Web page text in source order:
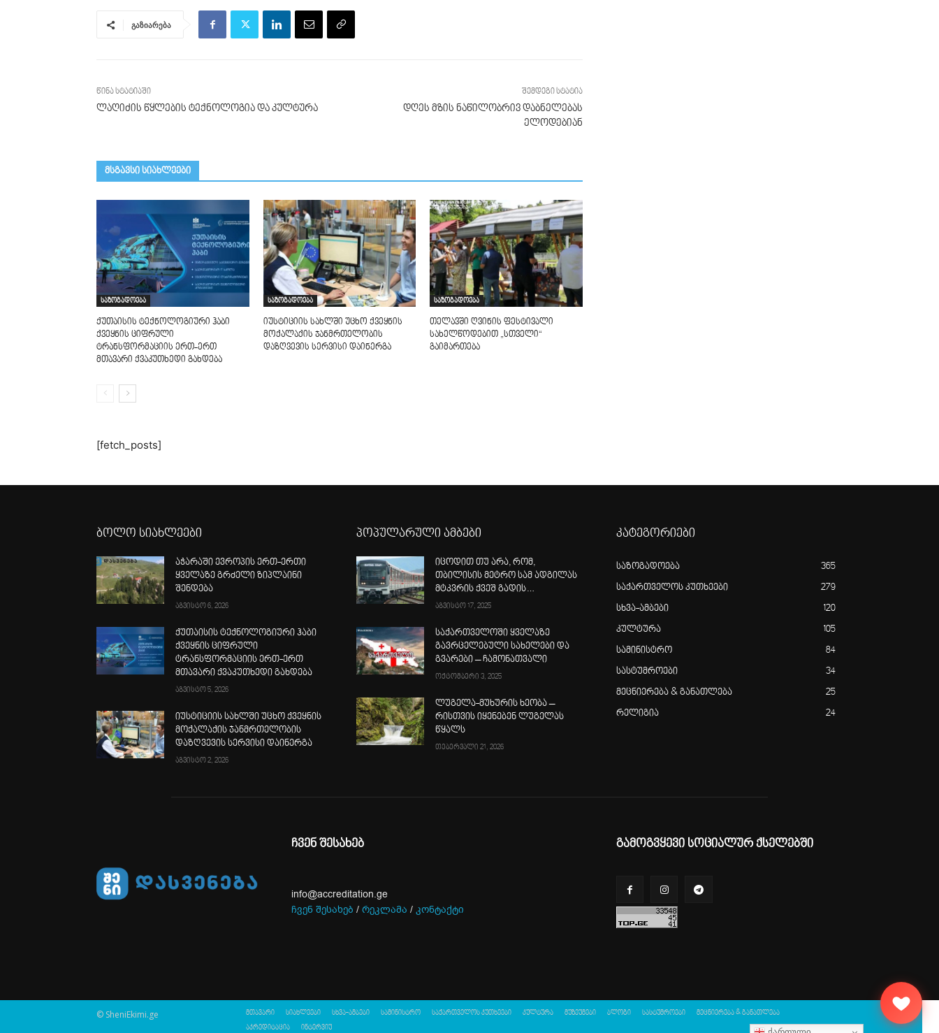
გაზიარება
წინა სტატიაში
ლაღიძის წყლების ტექნოლოგია და კულტურა
შემდეგი სტატია
დღეს მზის ნაწილობრივ დაბნელებას
ელოდებიან
მსგავსი სიახლეები
საზოგადოება
ქუთაისის ტექნოლოგიური ჰაბი
ქვეყნის ციფრული
ტრანსფორმაციის ერთ-ერთ
მთავარი ქვაკუთხედი გახდება
საზოგადოება
იუსტიციის სახლში უცხო ქვეყნის
მოქალაქის ჯანმრთელობის
დაზღვევის სერვისი დაინერგა
საზოგადოება
თელავში ღვინის ფესტივალი
სახელწოდებით „სთველი“
გაიმართება
[fetch_posts]
ბოლო სიახლეები
აჭარაში ევროპის ერთ-ერთი
ყველაზე გრძელი ზიპლაინი
შენდება
აგვისტო 6, 2026
ქუთაისის ტექნოლოგიური ჰაბი
ქვეყნის ციფრული
ტრანსფორმაციის ერთ-ერთ
მთავარი ქვაკუთხედი გახდება
აგვისტო 5, 2026
იუსტიციის სახლში უცხო ქვეყნის
მოქალაქის ჯანმრთელობის
დაზღვევის სერვისი დაინერგა
აგვისტო 2, 2026
პოპულარული ამბები
იცოდით თუ არა, რომ,
თბილისის მეტრო სამ ადგილას
მტკვრის ქვეშ გადის…
აგვისტო 17, 2025
საქართველოში ყველაზე
გავრცელებული სახელები და
გვარები – ჩამონათვალი
ოქტომბერი 3, 2025
ლუგელა-მუხურის ხეობა –
რისთვის იყენებენ ლუგელას
წყალს
თებერვალი 21, 2026
კატეგორიები
საზოგადოება 365
საქართველოს კუთხეები 279
სხვა-ამბები 120
კულტურა 105
სამინისტრო 84
სასტუმროები 34
მეცნიერება & განათლება 25
რელიგია 24
ჩვენ შესახებ
info@accreditation.ge
ჩვენ შესახებ / რეკლამა / კონტაქტი
გამოგვყევი სოციალურ ქსელებში
© SheniEkimi.ge მთავარი სიახლეები სხვა-ამბები სამინისტრო საქართველოს კუთხეები კულტურა მუზეუმები ბლოგი სასტუმროები მეცნიერება & განათლება
აკრედიტაცია ინტერვიუ